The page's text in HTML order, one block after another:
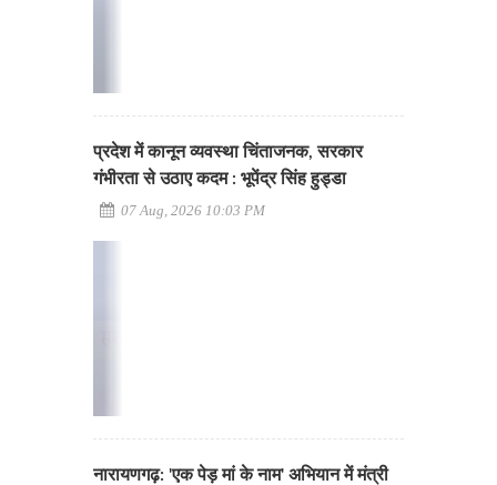
प्रदेश में कानून व्यवस्था चिंताजनक, सरकार
गंभीरता से उठाए कदम : भूपेंद्र सिंह हुड्डा
07 Aug, 2026 10:03 PM
नारायणगढ़: 'एक पेड़ मां के नाम' अभियान में मंत्री